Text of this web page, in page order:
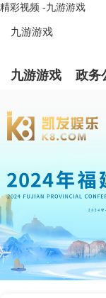
精彩视频 -九游游戏
九游游戏
九游游戏 政务